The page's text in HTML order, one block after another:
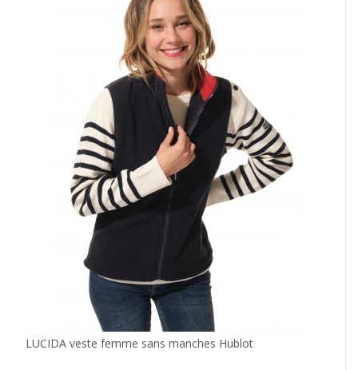
LUCIDA veste femme sans manches Hublot